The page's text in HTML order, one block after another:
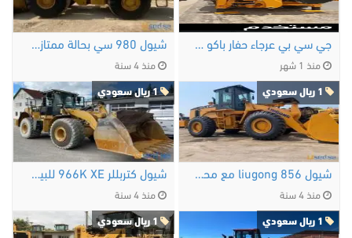
جي سي بي عرجاء حفار باكو لودر كتر مديل حديث …
منذ 1 شهر
شيول 980 سي بحالة ممتازة للبيع
منذ 4 سنة
شيول liugong 856 مع محرك كومنز للبيع باعلى جودة
منذ 4 سنة
1 ريال سعودي
شيول كتربللر 966K XE للبيع بافضل الاسعار
منذ 4 سنة